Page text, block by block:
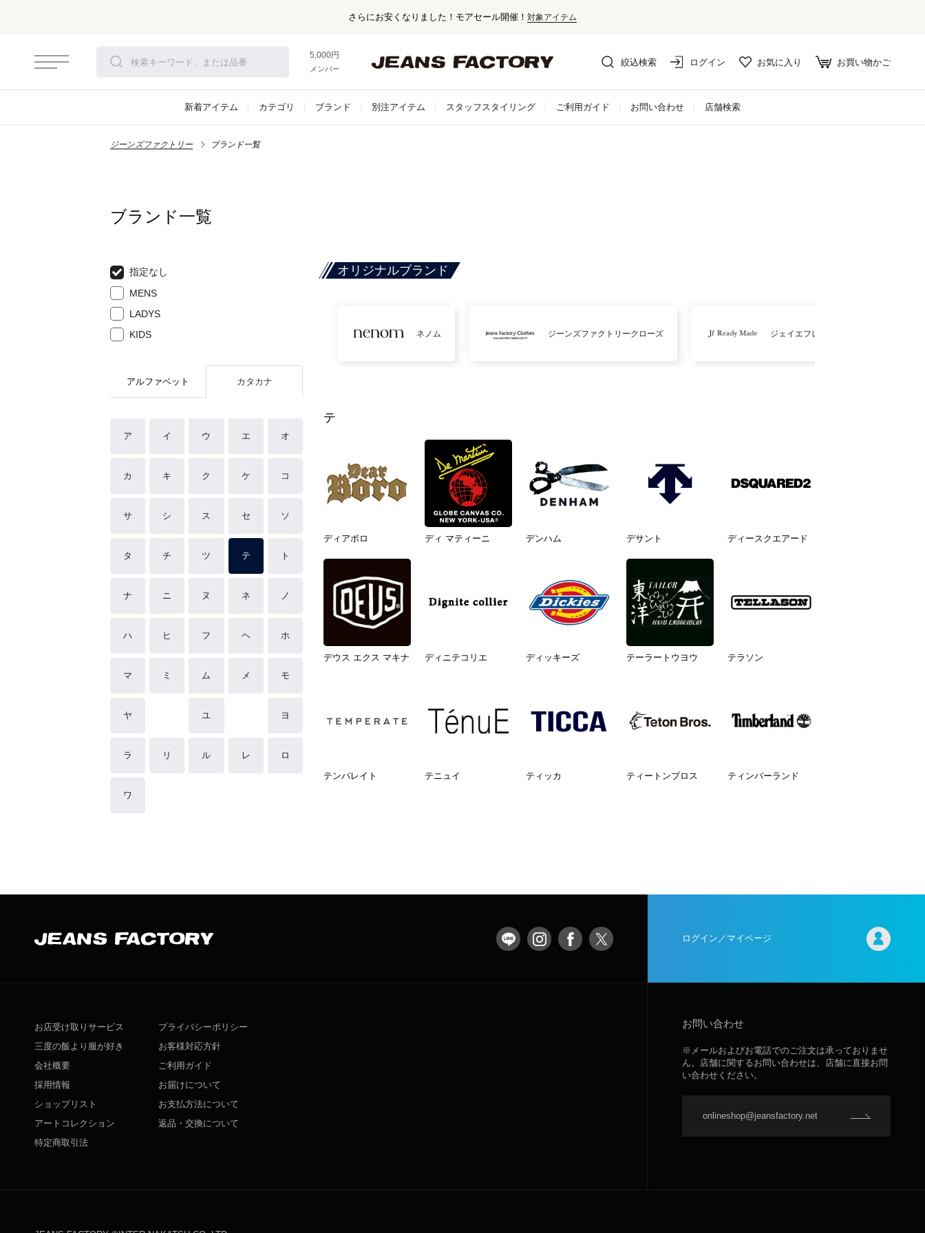
さらにお安くなりました！モアセール開催！ 対象アイテム
5,000円以上お買い上げで送料無料！
メンバー登録でお得な情報をゲット。さらに詳しく
絞込検索 ログイン お気に入り お買い物かご
新着アイテム カテゴリ ブランド 別注アイテム スタッフスタイリング ご利用ガイド お問い合わせ 店舗検索
ジーンズファクトリー ブランド一覧
ブランド一覧
指定なし
MENS
LADYS
KIDS
アルファベット カタカナ
ア イ ウ エ オ
カ キ ク ケ コ
サ シ ス セ ソ
タ チ ツ テ ト
ナ ニ ヌ ネ ノ
ハ ヒ フ ヘ ホ
マ ミ ム メ モ
ヤ ユ ヨ
ラ リ ル レ ロ
ワ
オリジナルブランド
ネノム ジーンズファクトリークローズ ジェイエフレディメイド
テ
ディアボロ ディ マティーニ デンハム デサント ディースクエアード
デウス エクス マキナ ディニテコリエ ディッキーズ テーラートウヨウ テラソン
テンパレイト テニュイ ティッカ ティートンブロス ティンバーランド
ログイン／マイページ
お店受け取りサービス
三度の飯より服が好き
会社概要
採用情報
ショップリスト
アートコレクション
特定商取引法
プライバシーポリシー
お客様対応方針
ご利用ガイド
お届けについて
お支払方法について
返品・交換について
お問い合わせ
※メールおよびお電話でのご注文は承っておりませ
ん。店舗に関するお問い合わせは、店舗に直接お問
い合わせください。
onlineshop@jeansfactory.net